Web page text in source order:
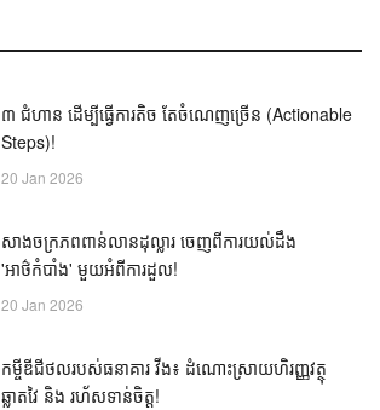
៣ ជំហាន ដើម្បីធ្វើការតិច តែចំណេញច្រើន (Actionable
Steps)!
20 Jan 2026
សាងចក្រភពពាន់លានដុល្លារ ចេញពីការយល់ដឹង
'អាថ៌កំបាំង' មួយអំពីការដួល!
20 Jan 2026
កម្ចីឌីជីថលរបស់ធនាគារ វីង៖ ដំណោះស្រាយហិរញ្ញវត្ថុ
ឆ្លាតវៃ និង រហ័សទាន់ចិត្ត!